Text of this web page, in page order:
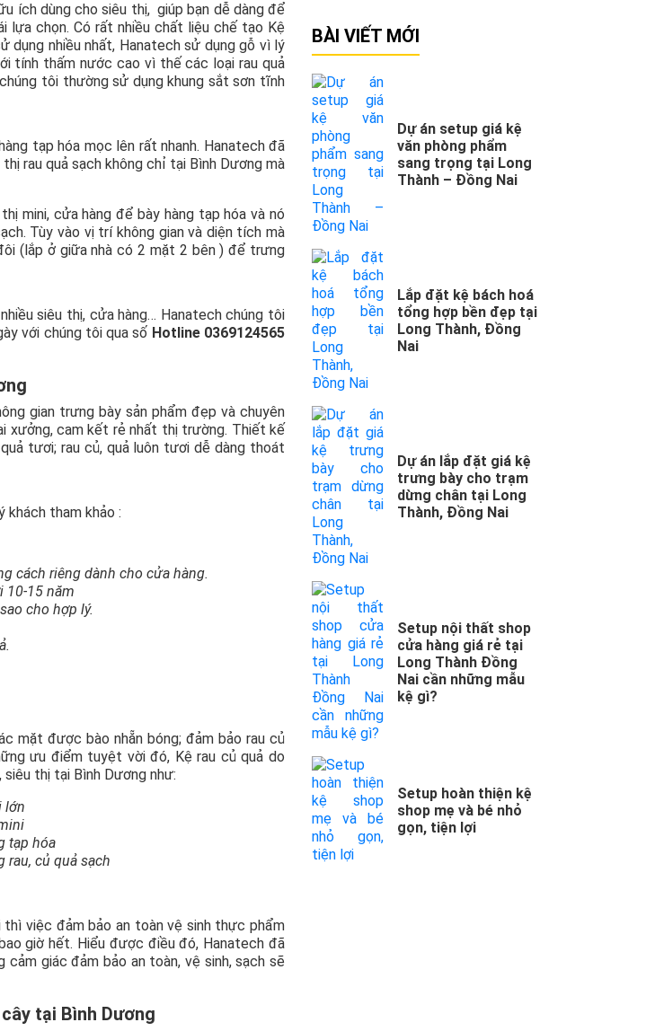
ích dùng cho siêu thị, giúp bạn dễ dàng để
lựa chọn. Có rất nhiều chất liệu chế tạo Kệ
dụng nhiều nhất, Hanatech sử dụng gỗ vì lý
tính thấm nước cao vì thế các loại rau quả
tôi thường sử dụng khung sắt sơn tĩnh
tạp hóa mọc lên rất nhanh. Hanatech đã
rau quả sạch không chỉ tại Bình Dương mà
mini, cửa hàng để bày hàng tạp hóa và nó
Tùy vào vị trí không gian và diện tích mà
(lắp ở giữa nhà có 2 mặt 2 bên ) để trưng
siêu thị, cửa hàng… Hanatech chúng tôi
với chúng tôi qua số Hotline 0369124565
gian trưng bày sản phẩm đẹp và chuyên
xưởng, cam kết rẻ nhất thị trường. Thiết kế
tươi; rau củ, quả luôn tươi dễ dàng thoát
khách tham khảo :
cách riêng dành cho cửa hàng.
10-15 năm
cho hợp lý.
mặt được bào nhẵn bóng; đảm bảo rau củ
ưu điểm tuyệt vời đó, Kệ rau củ quả do
thị tại Bình Dương như:
lớn
tạp hóa
rau, củ quả sạch
việc đảm bảo an toàn vệ sinh thực phẩm
giờ hết. Hiểu được điều đó, Hanatech đã
giác đảm bảo an toàn, vệ sinh, sạch sẽ
tại Bình Dương
BÀI VIẾT MỚI
Dự án setup giá kệ
văn phòng phẩm
sang trọng tại Long
Thành – Đồng Nai
Lắp đặt kệ bách hoá
tổng hợp bền đẹp tại
Long Thành, Đồng
Nai
Dự án lắp đặt giá kệ
trưng bày cho trạm
dừng chân tại Long
Thành, Đồng Nai
Setup nội thất shop
cửa hàng giá rẻ tại
Long Thành Đồng
Nai cần những mẫu
kệ gì?
Setup hoàn thiện kệ
shop mẹ và bé nhỏ
gọn, tiện lợi